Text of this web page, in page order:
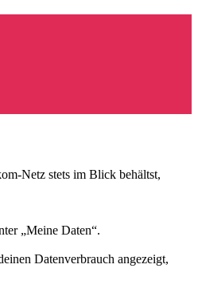
Netz stets im Blick behältst,
„Meine Daten“.
Datenverbrauch angezeigt,